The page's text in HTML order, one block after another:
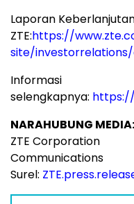
Laporan
ZTE:https://
site/
Informasi
selengkapnya:
NARAHUBUNG MEDIA:
ZTE Corporation
Communications
Surel: